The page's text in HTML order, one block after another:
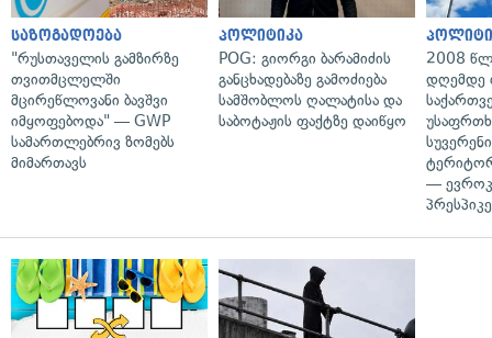
საზოგადოება
"რუსთაველის გამზირზე
თვითმცლელში
მცირეწლოვანი ბავშვი
იმყოფებოდა" — GWP
სამართლებრივ ზომებს
მიმართავს
პოლიტიკა
POG: გიორგი ბარამიძის
განცხადებაზე გამოძიება
სამშობლოს ღალატისა და
საბოტაჟის ფაქტზე დაიწყო
2008
დღემდე
—